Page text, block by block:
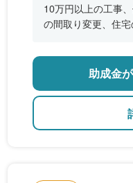
10万円以上の工事
の間取り変更、住
助成金